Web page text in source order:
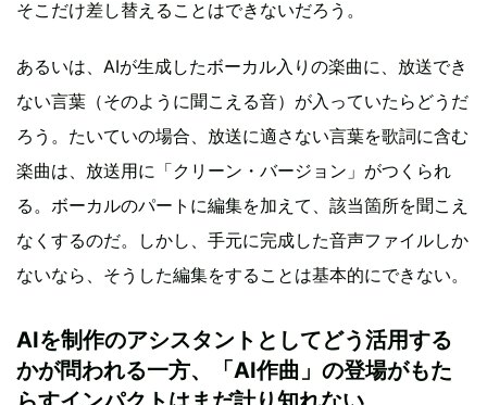
そこだけ差し替えることはできないだろう。
あるいは、AIが生成したボーカル入りの楽曲に、放送でき
ない言葉（そのように聞こえる音）が入っていたらどうだ
ろう。たいていの場合、放送に適さない言葉を歌詞に含む
楽曲は、放送用に「クリーン・バージョン」がつくられ
る。ボーカルのパートに編集を加えて、該当箇所を聞こえ
なくするのだ。しかし、手元に完成した音声ファイルしか
ないなら、そうした編集をすることは基本的にできない。
AIを制作のアシスタントとしてどう活用する
かが問われる一方、「AI作曲」の登場がもた